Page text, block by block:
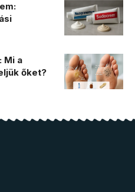
Mi a
őket?